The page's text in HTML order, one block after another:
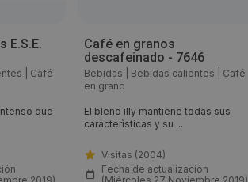
E.S.E.
Café
que
Café en granos
descafeinado - 7646
Bebidas Bebidas calientes
Café
en grano
El blend illy mantiene todas sus
caracterìsticas y su ...
Visitas (2004)
Fecha de actualización